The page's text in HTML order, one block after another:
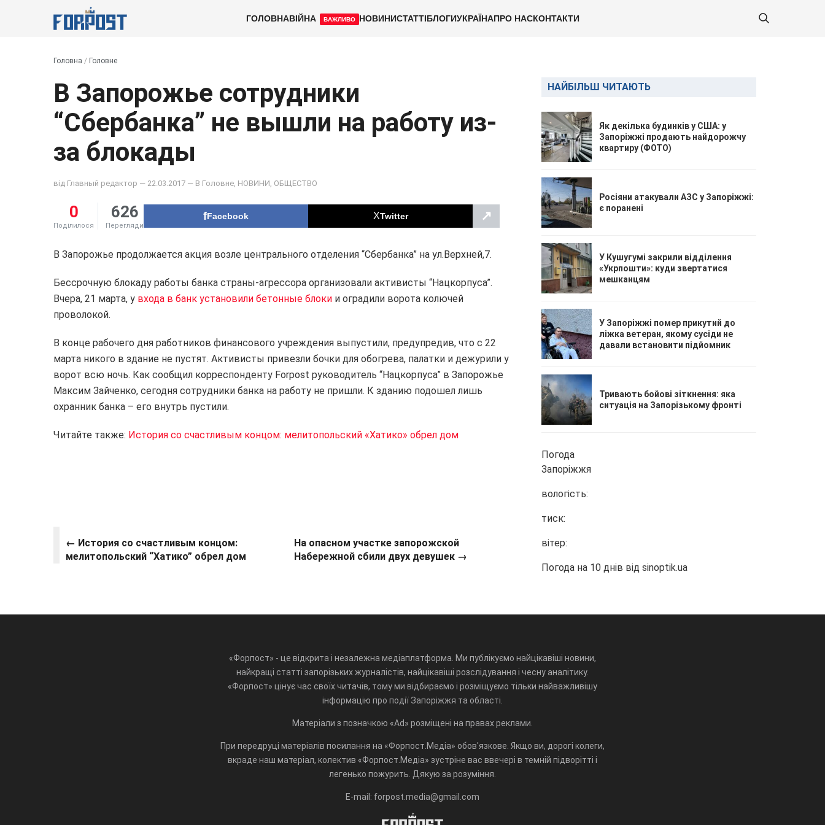
ГОЛОВНАВІЙНА ВАЖЛИВО НОВИНИСТАТТІБЛОГИУКРАЇНАПРО НАСКОНТАКТИ
Головна / Головне
В Запорожье сотрудники
“Сбербанка” не вышли на работу из-
за блокады
від Главный редактор — 22.03.2017 — В Головне НОВИНИ ОБЩЕСТВО
0
Поділилося
626
Перегляди
Facebook Twitter ↗
В Запорожье продолжается акция возле центрального отделения “Сбербанка” на ул.Верхней,7.
Бессрочную блокаду работы банка страны-агрессора организовали активисты “Нацкорпуса”.
Вчера, 21 марта, у входа в банк установили бетонные блоки и оградили ворота колючей
проволокой.
В конце рабочего дня работников финансового учреждения выпустили, предупредив, что с 22
марта никого в здание не пустят. Активисты привезли бочки для обогрева, палатки и дежурили у
ворот всю ночь. Как сообщил корреспонденту Forpost руководитель “Нацкорпуса” в Запорожье
Максим Зайченко, сегодня сотрудники банка на работу не пришли. К зданию подошел лишь
охранник банка – его внутрь пустили.
Читайте также: История со счастливым концом: мелитопольский «Хатико» обрел дом
← История со счастливым концом:
мелитопольский “Хатико” обрел дом
На опасном участке запорожской
Набережной сбили двух девушек →
НАЙБІЛЬШ ЧИТАЮТЬ
Як декілька будинків у США: у
Запоріжжі продають найдорожчу
квартиру (ФОТО)
Росіяни атакували АЗС у Запоріжжі:
є поранені
У Кушугумі закрили відділення
«Укрпошти»: куди звертатися
мешканцям
У Запоріжжі помер прикутий до
ліжка ветеран, якому сусіди не
давали встановити підйомник
Тривають бойові зіткнення: яка
ситуація на Запорізькому фронті
Погода
Запоріжжя
вологість:
тиск:
вітер:
Погода на 10 днів від sinoptik.ua
«Форпост» - це відкрита і незалежна медіаплатформа. Ми публікуємо найцікавіші новини,
найкращі статті запорізьких журналістів, найцікавіші розслідування і чесну аналітику.
«Форпост» цінує час своїх читачів, тому ми відбираємо і розміщуємо тільки найважливішу
інформацію про події Запоріжжя та області.
Матеріали з позначкою «Ad» розміщені на правах реклами.
При передруці матеріалів посилання на «Форпост.Медіа» обов'язкове. Якщо ви, дорогі колеги,
вкраде наш матеріал, колектив «Форпост.Медіа» зустріне вас ввечері в темній підворітті і
легенько пожурить. Дякую за розуміння.
E-mail: forpost.media@gmail.com